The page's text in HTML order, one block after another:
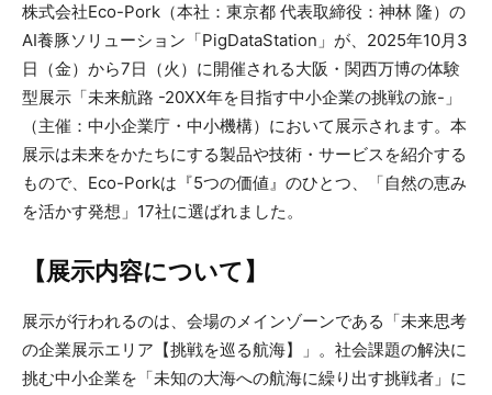
株式会社Eco-Pork（本社：東京都 代表取締役：神林 隆）の
AI養豚ソリューション「PigDataStation」が、2025年10月3
日（金）から7日（火）に開催される大阪・関西万博の体験
型展示「未来航路 -20XX年を目指す中小企業の挑戦の旅-」
（主催：中小企業庁・中小機構）において展示されます。本
展示は未来をかたちにする製品や技術・サービスを紹介する
もので、Eco-Porkは『5つの価値』のひとつ、「自然の恵み
を活かす発想」17社に選ばれました。
【展示内容について】
展示が行われるのは、会場のメインゾーンである「未来思考
の企業展示エリア【挑戦を巡る航海】」。社会課題の解決に
挑む中小企業を「未知の大海への航海に繰り出す挑戦者」に